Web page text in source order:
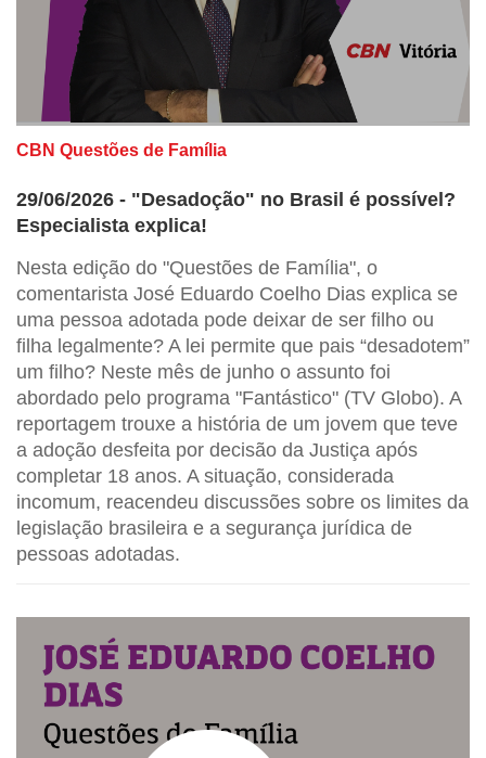
CBN Questões de Família
29/06/2026 - "Desadoção" no Brasil é possível?
Especialista explica!
Nesta edição do "Questões de Família", o
comentarista José Eduardo Coelho Dias explica se
uma pessoa adotada pode deixar de ser filho ou
filha legalmente? A lei permite que pais “desadotem”
um filho? Neste mês de junho o assunto foi
abordado pelo programa "Fantástico" (TV Globo). A
reportagem trouxe a história de um jovem que teve
a adoção desfeita por decisão da Justiça após
completar 18 anos. A situação, considerada
incomum, reacendeu discussões sobre os limites da
legislação brasileira e a segurança jurídica de
pessoas adotadas.